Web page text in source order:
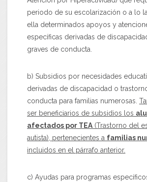
periodo de su escolarización o a lo
ella determinados apoyos y
específicas derivadas de
graves de conducta.
b) Subsidios por necesidades
derivadas de discapacidad o
conducta para familias numerosas.
ser beneficiarios de subsidios los
afectados por TEA (Trastorno del
autista), pertenecientes a familias
incluidos en el párrafo anterior.
c) Ayudas para programas